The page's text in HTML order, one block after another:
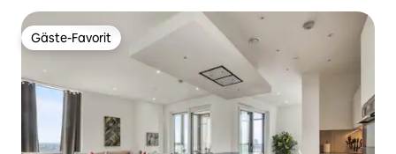
Gäste-Favorit
Gäste-Favorit